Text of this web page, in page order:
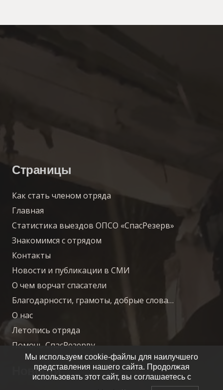
Страницы
Как стать членом отряда
Главная
Статистика выездов ОПСО «СпасРезерв»
Знакомимся с отрядом
Контакты
Новости и публикации в СМИ
О чем ворчат спасатели
Благодарности, грамоты, добрые слова…
О нас
Летопись отряда
Помочь СпасРезерву
Новости
Мы используем cookie-файлы для наилучшего
представления нашего сайта. Продолжая
использовать этот сайт, вы соглашаетесь с